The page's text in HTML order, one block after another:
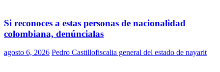
Si reconoces a estas personas de nacionalidad
colombiana, denúncialas
agosto 6, 2026 Pedro Castillofiscalia general del estado de nayarit